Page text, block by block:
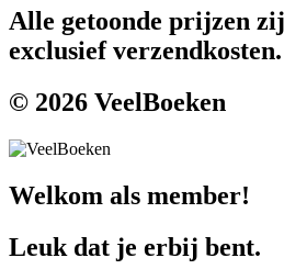
Alle getoonde prijzen
exclusief verzendkosten.
© 2026 VeelBoeken
Welkom als member!
Leuk dat je erbij bent.